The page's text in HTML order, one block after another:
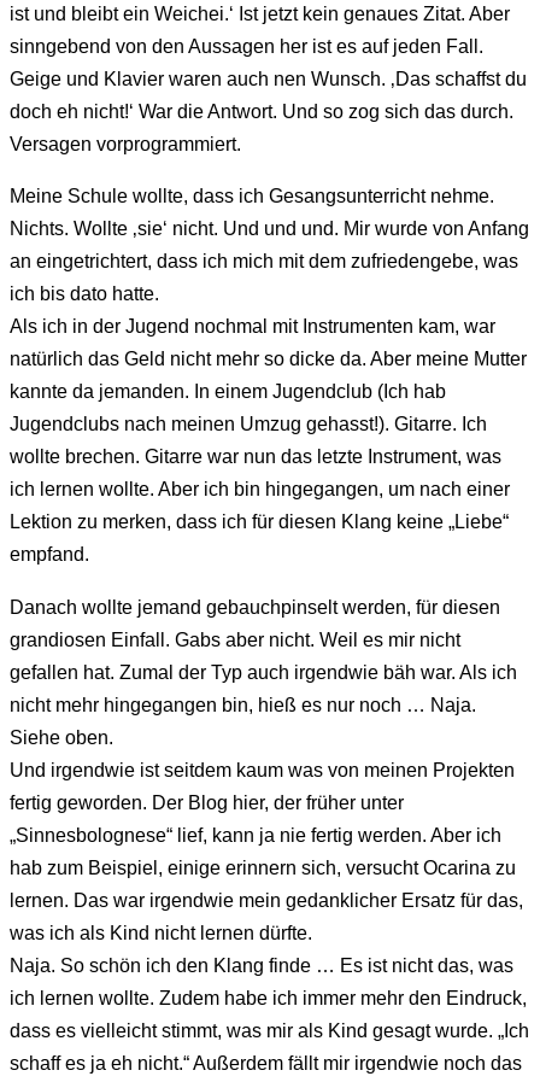
ist und bleibt ein Weichei.‘ Ist jetzt kein genaues Zitat. Aber
sinngebend von den Aussagen her ist es auf jeden Fall.
Geige und Klavier waren auch nen Wunsch. ‚Das schaffst du
doch eh nicht!‘ War die Antwort. Und so zog sich das durch.
Versagen vorprogrammiert.
Meine Schule wollte, dass ich Gesangsunterricht nehme.
Nichts. Wollte ‚sie‘ nicht. Und und und. Mir wurde von Anfang
an eingetrichtert, dass ich mich mit dem zufriedengebe, was
ich bis dato hatte.
Als ich in der Jugend nochmal mit Instrumenten kam, war
natürlich das Geld nicht mehr so dicke da. Aber meine Mutter
kannte da jemanden. In einem Jugendclub (Ich hab
Jugendclubs nach meinen Umzug gehasst!). Gitarre. Ich
wollte brechen. Gitarre war nun das letzte Instrument, was
ich lernen wollte. Aber ich bin hingegangen, um nach einer
Lektion zu merken, dass ich für diesen Klang keine „Liebe“
empfand.
Danach wollte jemand gebauchpinselt werden, für diesen
grandiosen Einfall. Gabs aber nicht. Weil es mir nicht
gefallen hat. Zumal der Typ auch irgendwie bäh war. Als ich
nicht mehr hingegangen bin, hieß es nur noch … Naja.
Siehe oben.
Und irgendwie ist seitdem kaum was von meinen Projekten
fertig geworden. Der Blog hier, der früher unter
„Sinnesbolognese“ lief, kann ja nie fertig werden. Aber ich
hab zum Beispiel, einige erinnern sich, versucht Ocarina zu
lernen. Das war irgendwie mein gedanklicher Ersatz für das,
was ich als Kind nicht lernen dürfte.
Naja. So schön ich den Klang finde … Es ist nicht das, was
ich lernen wollte. Zudem habe ich immer mehr den Eindruck,
dass es vielleicht stimmt, was mir als Kind gesagt wurde. „Ich
schaff es ja eh nicht.“ Außerdem fällt mir irgendwie noch das